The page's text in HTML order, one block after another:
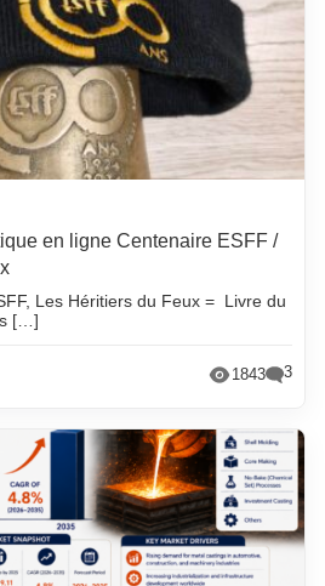
en ligne Centenaire ESFF /
Les Héritiers du Feux = Livre du
[…]
1843 3